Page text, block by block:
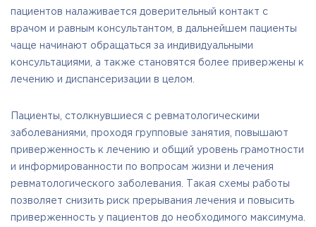
пациентов налаживается доверительный контакт с
врачом и равным консультантом, в дальнейшем пациенты
чаще начинают обращаться за индивидуальными
консультациями, а также становятся более привержены к
лечению и диспансеризации в целом.
Пациенты, столкнувшиеся с ревматологическими
заболеваниями, проходя групповые занятия, повышают
приверженность к лечению и общий уровень грамотности
и информированности по вопросам жизни и лечения
ревматологического заболевания. Такая схемы работы
позволяет снизить риск прерывания лечения и повысить
приверженность у пациентов до необходимого максимума.